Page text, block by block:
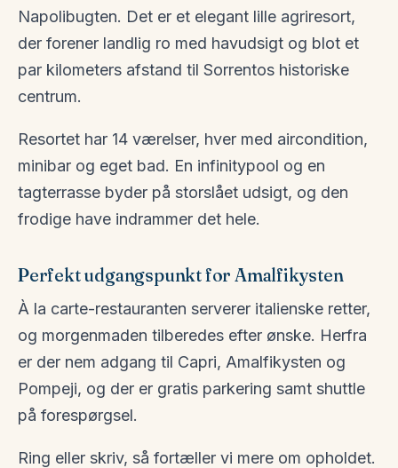
Napolibugten. Det er et elegant lille agriresort,
der forener landlig ro med havudsigt og blot et
par kilometers afstand til Sorrentos historiske
centrum.
Resortet har 14 værelser, hver med aircondition,
minibar og eget bad. En infinitypool og en
tagterrasse byder på storslået udsigt, og den
frodige have indrammer det hele.
Perfekt udgangspunkt for Amalfikysten
À la carte-restauranten serverer italienske retter,
og morgenmaden tilberedes efter ønske. Herfra
er der nem adgang til Capri, Amalfikysten og
Pompeji, og der er gratis parkering samt shuttle
på forespørgsel.
Ring eller skriv, så fortæller vi mere om opholdet.